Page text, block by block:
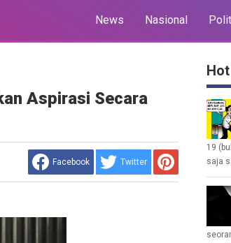
News Nasional
Aspirasi Secara
Facebook Twitter
19
saja